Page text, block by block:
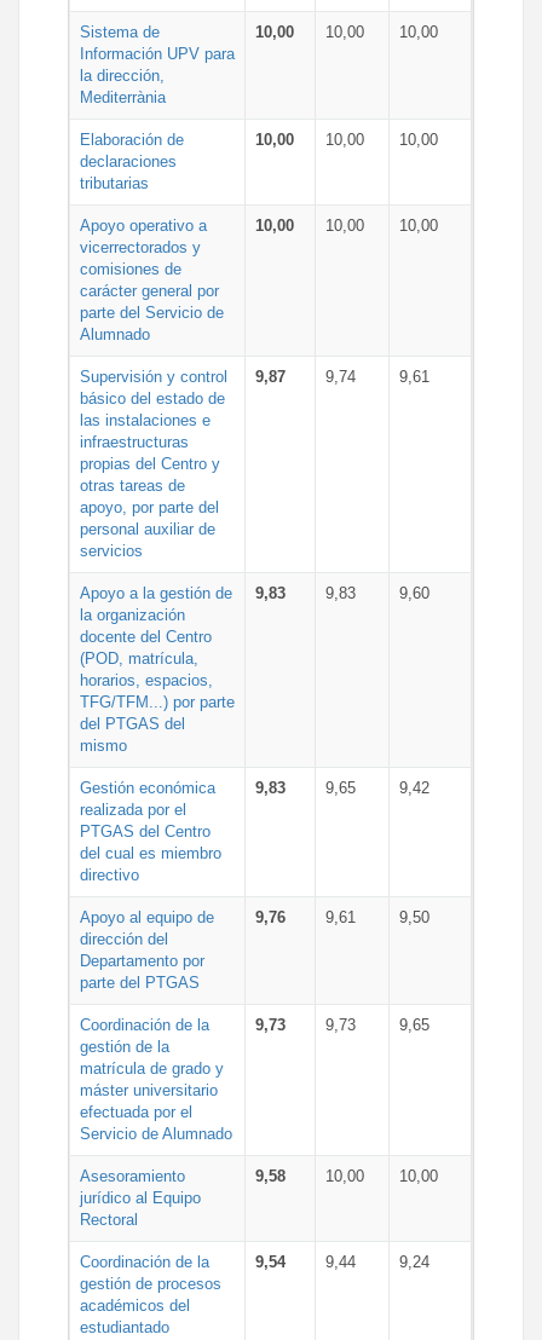
Sistema de
Información UPV para
la dirección,
Mediterrània
10,00 10,00 10,00
Elaboración de
declaraciones
tributarias
10,00 10,00 10,00
Apoyo operativo a
vicerrectorados y
comisiones de
carácter general por
parte del Servicio de
Alumnado
10,00 10,00 10,00
Supervisión y control
básico del estado de
las instalaciones e
infraestructuras
propias del Centro y
otras tareas de
apoyo, por parte del
personal auxiliar de
servicios
9,87 9,74 9,61
Apoyo a la gestión de
la organización
docente del Centro
(POD, matrícula,
horarios, espacios,
TFG/TFM...) por parte
del PTGAS del
mismo
9,83 9,83 9,60
Gestión económica
realizada por el
PTGAS del Centro
del cual es miembro
directivo
9,83 9,65 9,42
Apoyo al equipo de
dirección del
Departamento por
parte del PTGAS
9,76 9,61 9,50
Coordinación de la
gestión de la
matrícula de grado y
máster universitario
efectuada por el
Servicio de Alumnado
9,73 9,73 9,65
Asesoramiento
jurídico al Equipo
Rectoral
9,58 10,00 10,00
Coordinación de la
gestión de procesos
académicos del
estudiantado
9,54 9,44 9,24